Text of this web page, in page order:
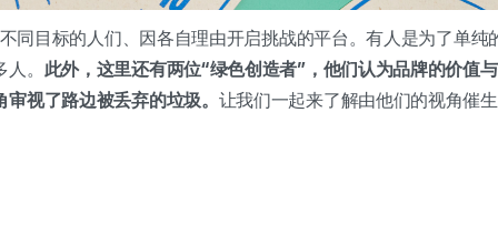
同目标的人们、因各自理由开启挑战的平台。有人是为了单纯
。 此外，这里还有两位“绿色创造者”，他们认为品牌的价值
视了路边被丢弃的垃圾。 让我们一起来了解由他们的视角催